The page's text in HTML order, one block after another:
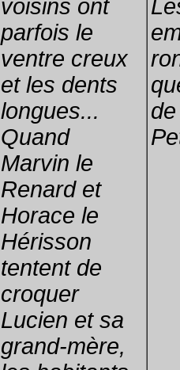
voisins ont
parfois le
ventre creux
et les dents
longues...
Quand
Marvin le
Renard et
Horace le
Hérisson
tentent de
croquer
Lucien et sa
grand-mère,